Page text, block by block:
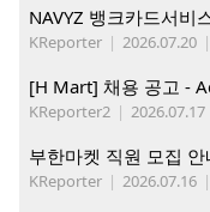
NAVYZ 뱅크카드서비
KReporter | 2026.07.20 |
[H Mart] 채용 공고 -
KReporter2 | 2026.07.17
부한마켓 직원 모집 안
KReporter | 2026.07.16 |